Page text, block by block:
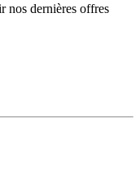
nos dernières offres